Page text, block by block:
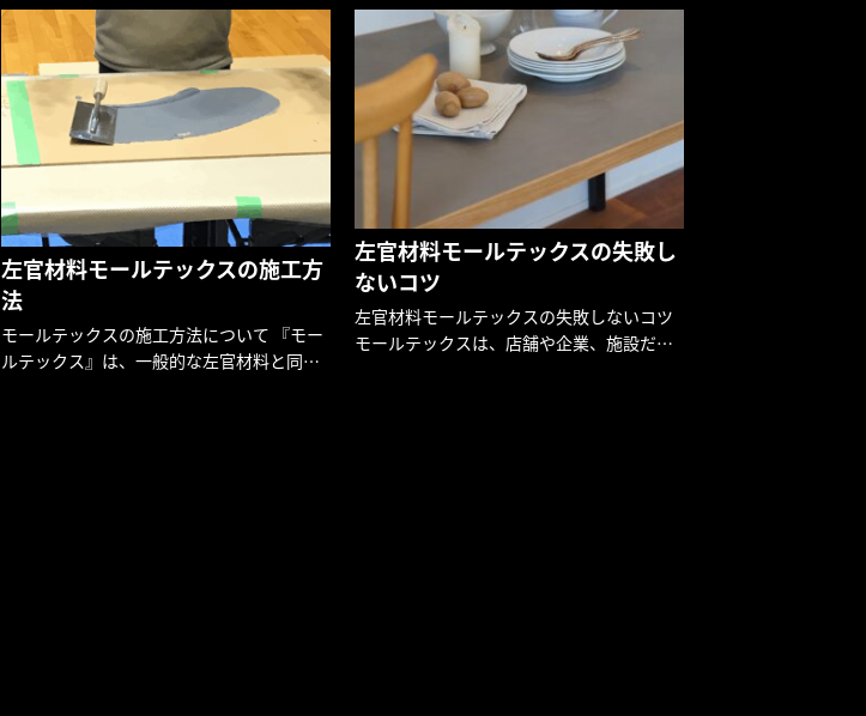
ルテックスの資料をまとめてあります。 下
記のリンクボタンから、必要な資料をご確
認、ダウンロードください […]
イメージを持っている方が多いと思いま
す。 だからこそ家屋の重要な基礎 […]
左官材料モールテックスの施工方
法
モールテックスの施工方法について 『モー
ルテックス』は、一般的な左官材料と同様
左官材料モールテックスの失敗し
ないコツ
左官材料モールテックスの失敗しないコツ
モールテックスは、店舗や企業、施設だけ